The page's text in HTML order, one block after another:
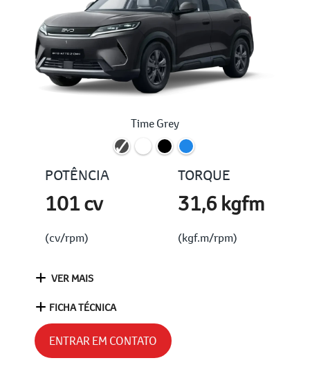
Time Grey
POTÊNCIA
101 cv
(cv/rpm)
TORQUE
31,6 kgfm
(kgf.m/rpm)
VER MAIS
FICHA TÉCNICA
ENTRAR EM CONTATO